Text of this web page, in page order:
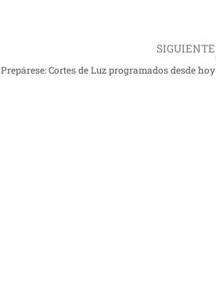
SIGUIENTE
Prepárese: Cortes de Luz programados desde hoy